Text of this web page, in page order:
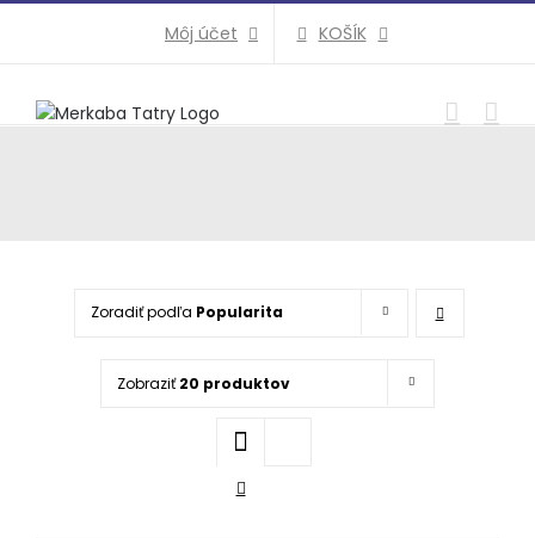
Môj účet KOŠÍK
Zoradiť podľa Popularita
Zobraziť20 produktov